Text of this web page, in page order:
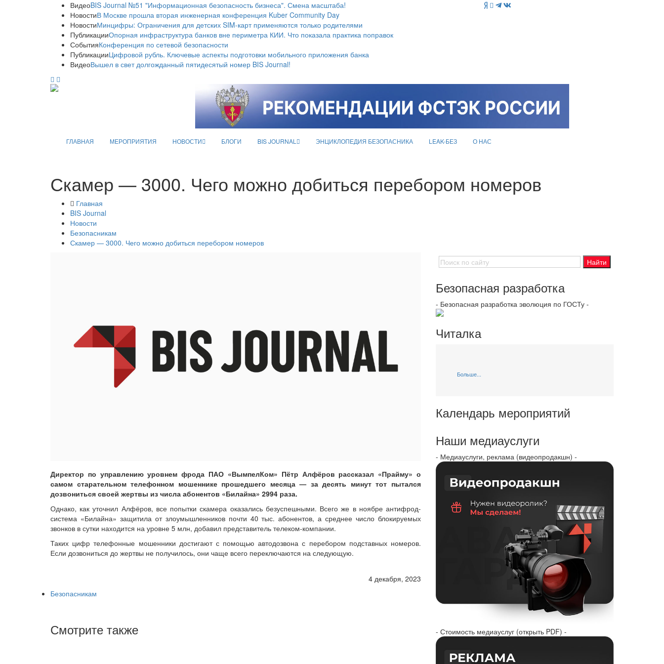
ВидеоBIS Journal №51 "Информационная безопасность бизнеса". Смена масштаба!
НовостиВ Москве прошла вторая инженерная конференция Kuber Community Day
НовостиМинцифры: Ограничения для детских SIM-карт применяются только родителями
ПубликацииОпорная инфраструктура банков вне периметра КИИ. Что показала практика поправок
СобытияКонференция по сетевой безопасности
ПубликацииЦифровой рубль. Ключевые аспекты подготовки мобильного приложения банка
ВидеоВышел в свет долгожданный пятидесятый номер BIS Journal!
ГЛАВНАЯ МЕРОПРИЯТИЯ НОВОСТИ БЛОГИ BIS JOURNAL ЭНЦИКЛОПЕДИЯ БЕЗОПАСНИКА LEAK-БЕЗ О НАС
Скамер — 3000. Чего можно добиться перебором номеров
Главная
BIS Journal
Новости
Безопасникам
Скамер — 3000. Чего можно добиться перебором номеров
Директор по управлению уровнем фрода ПАО «ВымпелКом» Пётр Алфёров рассказал «Прайму» о
самом старательном телефонном мошеннике прошедшего месяца — за десять минут тот пытался
дозвониться своей жертвы из числа абонентов «Билайна» 2994 раза.
Однако, как уточнил Алфёров, все попытки скамера оказались безуспешными. Всего же в ноябре антифрод-
система «Билайна» защитила от злоумышленников почти 40 тыс. абонентов, а среднее число блокируемых
звонков в сутки находится на уровне 5 млн, добавил представитель телеком-компании.
Таких цифр телефонные мошенники достигают с помощью автодозвона с перебором подставных номеров.
Если дозвониться до жертвы не получилось, они чаще всего переключаются на следующую.
4 декабря, 2023
Безопасникам
Смотрите также
Безопасная разработка
- Безопасная разработка эволюция по ГОСТу -
Читалка
Больше...
Календарь мероприятий
Наши медиауслуги
- Медиауслуги, реклама (видеопродакшн) -
- Стоимость медиауслуг (открыть PDF) -